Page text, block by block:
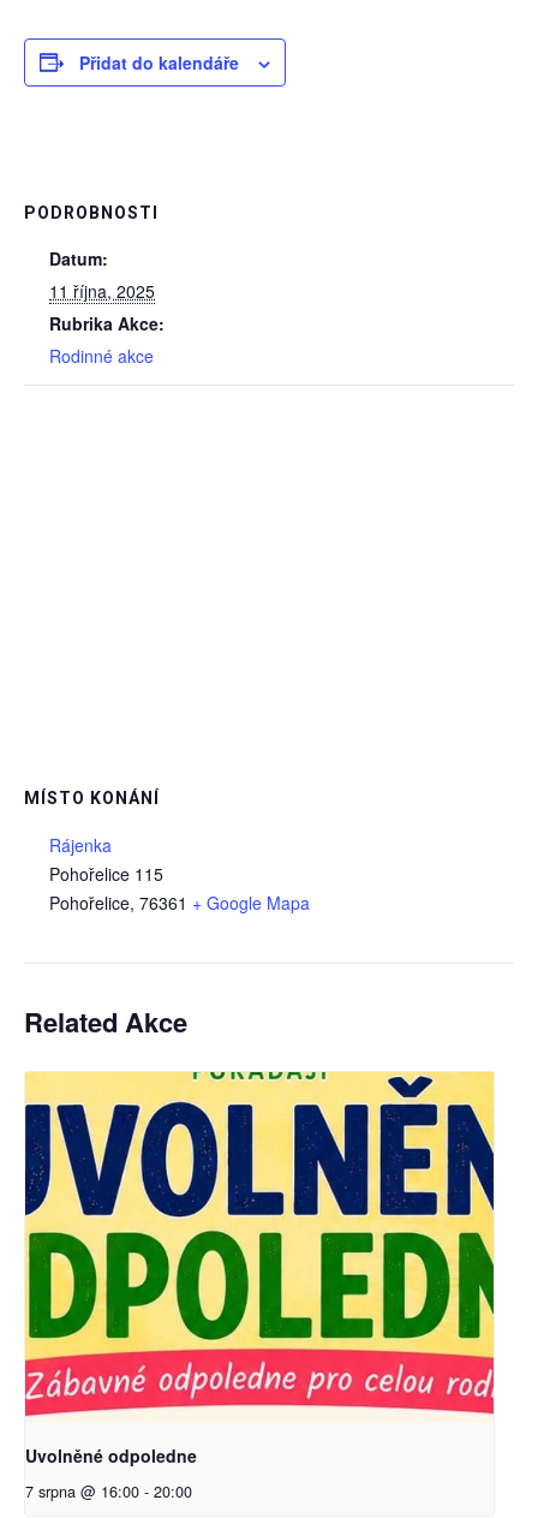
Přidat do kalendáře
PODROBNOSTI
Datum:
11 října, 2025
Rubrika Akce:
Rodinné akce
MÍSTO KONÁNÍ
Rájenka
Pohořelice 115
Pohořelice, 76361 + Google Mapa
Related Akce
Uvolněné odpoledne
7 srpna @ 16:00 - 20:00